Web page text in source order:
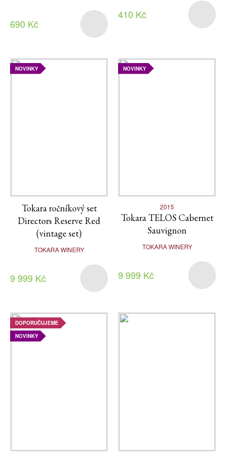
690 Kč
410 Kč
NOVINKY
Tokara ročníkový set
Directors Reserve Red
(vintage set)
TOKARA WINERY
9 999 Kč
NOVINKY
2015
Tokara TELOS Cabernet
Sauvignon
TOKARA WINERY
9 999 Kč
DOPORUČUJEME
NOVINKY